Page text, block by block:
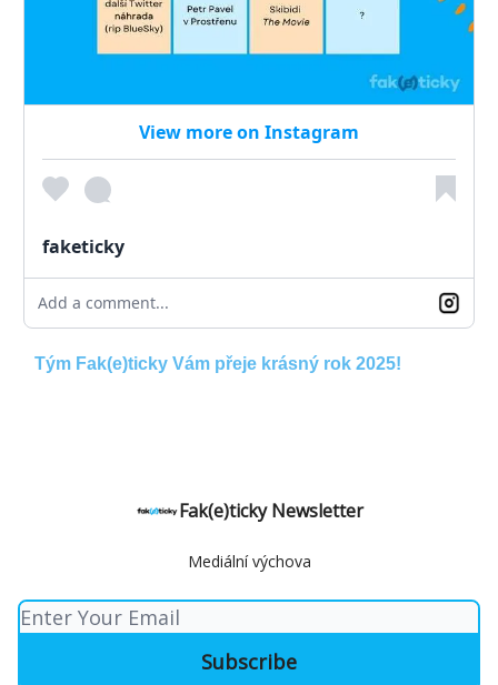
View more on Instagram
faketicky
Add a comment...
Tým Fak(e)ticky Vám přeje krásný rok 2025!
Fak(e)ticky Newsletter
Mediální výchova